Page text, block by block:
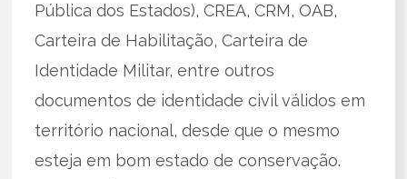
Pública dos Estados), CREA, CRM, OAB,
Carteira de Habilitação, Carteira de
Identidade Militar, entre outros
documentos de identidade civil válidos em
território nacional, desde que o mesmo
esteja em bom estado de conservação.